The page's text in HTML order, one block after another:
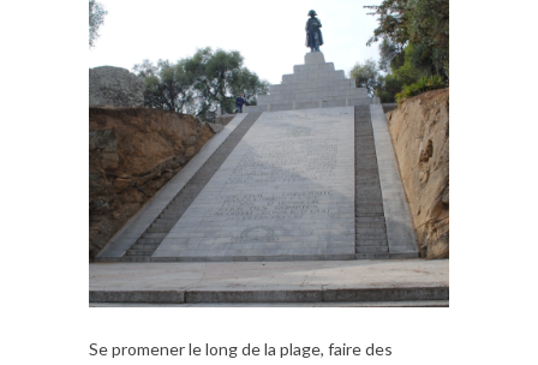
Se promener le long de la plage, faire des